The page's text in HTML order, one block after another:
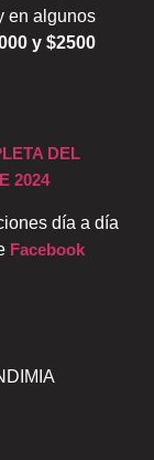
en algunos
y $2500
DEL
2024
día a día
Facebook